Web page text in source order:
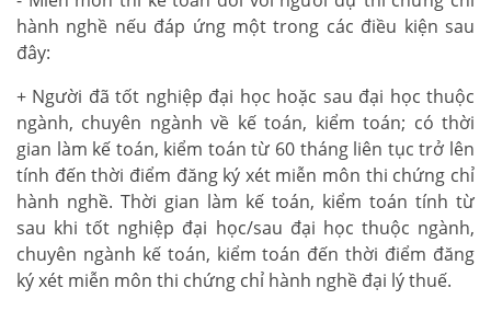
hành nghề nếu đáp ứng một trong các điều kiện sau
đây:
+ Người đã tốt nghiệp đại học hoặc sau đại học thuộc
ngành, chuyên ngành về kế toán, kiểm toán; có thời
gian làm kế toán, kiểm toán từ 60 tháng liên tục trở lên
tính đến thời điểm đăng ký xét miễn môn thi chứng chỉ
hành nghề. Thời gian làm kế toán, kiểm toán tính từ
sau khi tốt nghiệp đại học/sau đại học thuộc ngành,
chuyên ngành kế toán, kiểm toán đến thời điểm đăng
ký xét miễn môn thi chứng chỉ hành nghề đại lý thuế.